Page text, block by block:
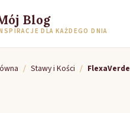
Blog
DLA KAŻDEGO DNIA
/ Stawy i Kości / FlexaVerde